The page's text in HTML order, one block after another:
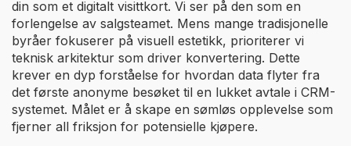
din som et digitalt visittkort. Vi ser på den som en
forlengelse av salgsteamet. Mens mange tradisjonelle
byråer fokuserer på visuell estetikk, prioriterer vi
teknisk arkitektur som driver konvertering. Dette
krever en dyp forståelse for hvordan data flyter fra
det første anonyme besøket til en lukket avtale i CRM-
systemet. Målet er å skape en sømløs opplevelse som
fjerner all friksjon for potensielle kjøpere.